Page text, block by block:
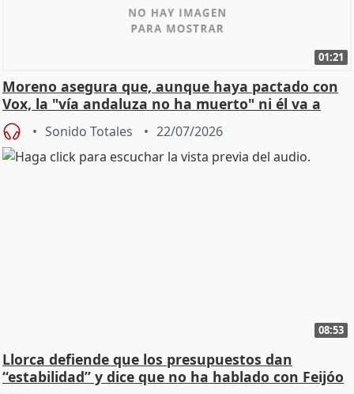
01:21
Moreno asegura que, aunque haya pactado con
Vox, la "vía andaluza no ha muerto" ni él va a
"cambiar"
Sonido Totales 22/07/2026
08:53
Llorca defiende que los presupuestos dan
“estabilidad” y dice que no ha hablado con Feijóo